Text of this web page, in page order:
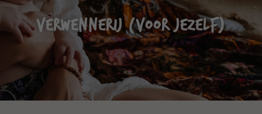
VERWENNERIJ (VOOR JEZELF)